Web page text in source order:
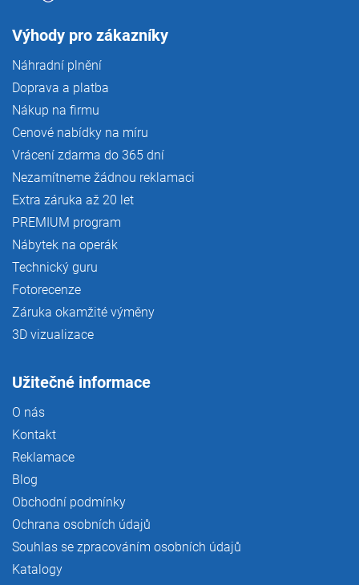
Výhody pro zákazníky
Náhradní plnění
Doprava a platba
Nákup na firmu
Cenové nabídky na míru
Vrácení zdarma do 365 dní
Nezamítneme žádnou reklamaci
Extra záruka až 20 let
PREMIUM program
Nábytek na operák
Technický guru
Fotorecenze
Záruka okamžité výměny
3D vizualizace
Užitečné informace
O nás
Kontakt
Reklamace
Blog
Obchodní podmínky
Ochrana osobních údajů
Souhlas se zpracováním osobních údajů
Katalogy